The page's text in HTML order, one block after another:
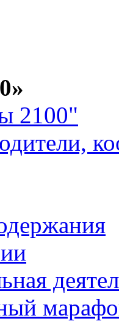
2100"